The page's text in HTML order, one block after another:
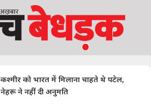
कश्मीर को भारत में मिलाना चाहते थे पटेल,
नेहरू ने नहीं दी अनुमति